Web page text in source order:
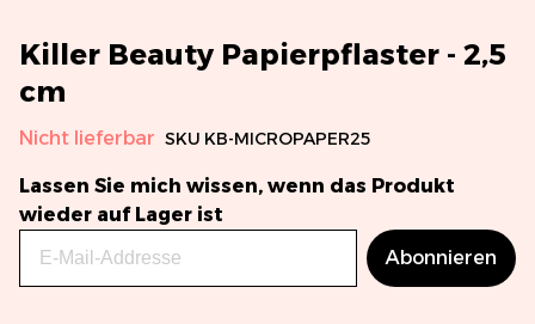
Killer Beauty Papierpflaster - 2,5
cm
Nicht lieferbar SKU KB-MICROPAPER25
Lassen Sie mich wissen, wenn das Produkt
wieder auf Lager ist
Abonnieren